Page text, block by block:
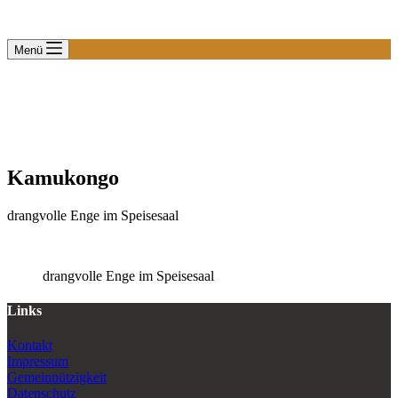
Menü
Kamukongo
drangvolle Enge im Speisesaal
drangvolle Enge im Speisesaal
Links
Kontakt
Impressum
Gemeinnützigkeit
Datenschutz